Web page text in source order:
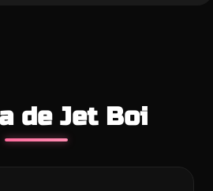
de Jet Boi